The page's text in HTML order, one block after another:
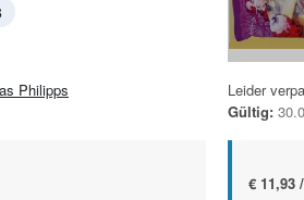
Philipps
Leider
Gültig:
€ 11,93